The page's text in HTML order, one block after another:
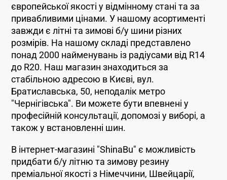
європейської якості у відмінному стані та за
привабливими цінами. У нашому асортименті
завжди є літні та зимові б/у шини різних
розмірів. На нашому складі представлено
понад 2000 найменувань із радіусами від R14
до R20. Наш магазин знаходиться за
стабільною адресою в Києві, вул.
Братиславська, 50, неподалік метро
"Чернігівська". Ви можете бути впевнені у
професійній консультації, допомозі у виборі, а
також у встановленні шин.
В інтернет-магазині "ShinaBu" є можливість
придбати б/у літню та зимову резину
преміальної якості з Німеччини, Швейцарії,